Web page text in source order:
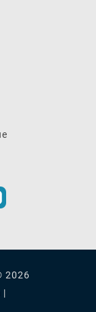
2026
|